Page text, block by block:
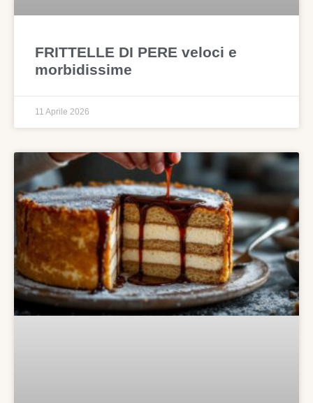
FRITTELLE DI PERE veloci e
morbidissime
11 Aprile 2026